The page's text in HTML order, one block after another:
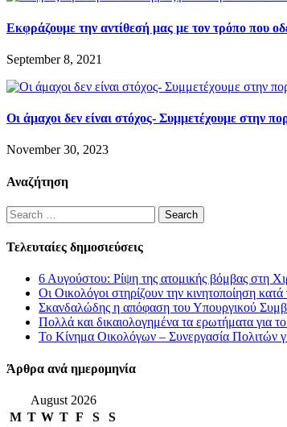
Εκφράζουμε την αντίθεσή μας με τον τρόπο που
September 8, 2021
Οι άμαχοι δεν είναι στόχος- Συμμετέχουμε στην
November 30, 2023
Αναζήτηση
Search
for:
Τελευταίες δημοσιεύσεις
6 Αυγούστου: Ρίψη της ατομικής βόμβας στη
Οι Οικολόγοι στηρίζουν την κινητοποίηση
Σκανδαλώδης η απόφαση του Υπουργικού
Πολλά και δικαιολογημένα τα ερωτήματα για
Το Κίνημα Οικολόγων – Συνεργασία Πολιτών
Άρθρα ανά ημερομηνία
August 2026
M T W T F S
S